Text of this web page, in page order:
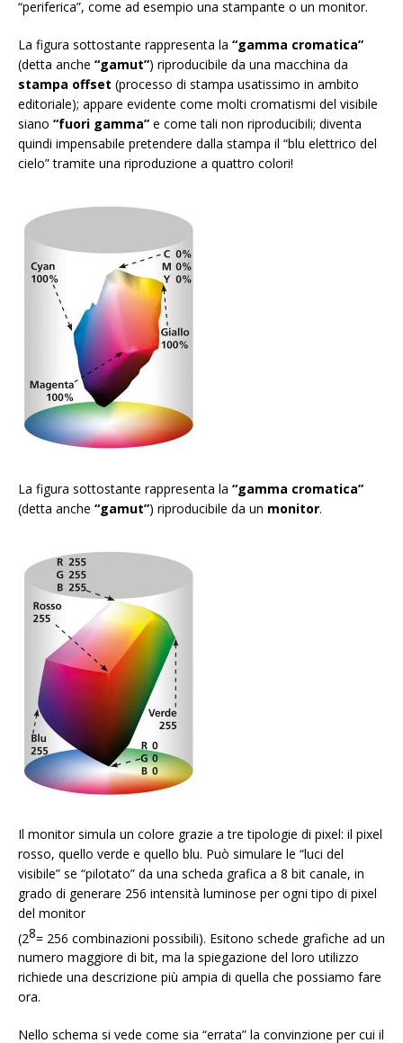
“periferica”, come ad esempio una stampante o un monitor.
La figura sottostante rappresenta la “gamma cromatica”
(detta anche “gamut”) riproducibile da una macchina da
stampa offset (processo di stampa usatissimo in ambito
editoriale); appare evidente come molti cromatismi del visibile
siano “fuori gamma” e come tali non riproducibili; diventa
quindi impensabile pretendere dalla stampa il “blu elettrico del
cielo” tramite una riproduzione a quattro colori!
La figura sottostante rappresenta la “gamma cromatica”
(detta anche “gamut”) riproducibile da un monitor.
Il monitor simula un colore grazie a tre tipologie di pixel: il pixel
rosso, quello verde e quello blu. Può simulare le “luci del
visibile” se “pilotato” da una scheda grafica a 8 bit canale, in
grado di generare 256 intensità luminose per ogni tipo di pixel
del monitor
(28= 256 combinazioni possibili). Esitono schede grafiche ad un
numero maggiore di bit, ma la spiegazione del loro utilizzo
richiede una descrizione più ampia di quella che possiamo fare
ora.
Nello schema si vede come sia “errata” la convinzione per cui il